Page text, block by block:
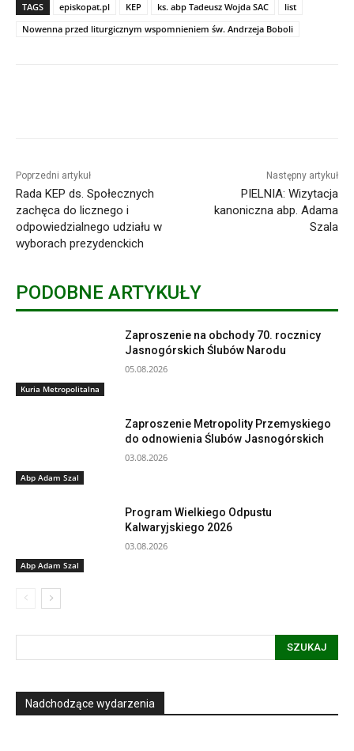
TAGS episkopat.pl KEP ks. abp Tadeusz Wojda SAC
list
Nowenna przed liturgicznym wspomnieniem św. Andrzeja Boboli
Poprzedni artykuł
Rada KEP ds. Społecznych
zachęca do licznego i
odpowiedzialnego udziału w
wyborach prezydenckich
Następny artykuł
PIELNIA: Wizytacja
kanoniczna abp. Adama
Szala
PODOBNE ARTYKUŁY
Kuria Metropolitalna
Zaproszenie na obchody 70. rocznicy
Jasnogórskich Ślubów Narodu
05.08.2026
Abp Adam Szal
Zaproszenie Metropolity Przemyskiego
do odnowienia Ślubów Jasnogórskich
03.08.2026
Abp Adam Szal
Program Wielkiego Odpustu
Kalwaryjskiego 2026
03.08.2026
SZUKAJ
Nadchodzące wydarzenia